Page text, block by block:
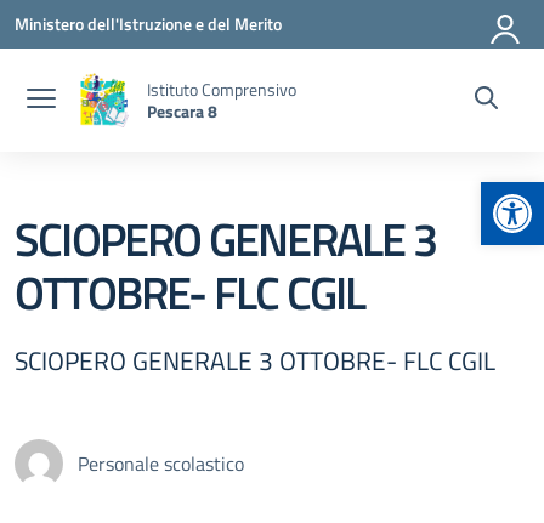
Vai ai contenuti
Vai al menu di navigazione
Vai al footer
Ministero dell'Istruzione e del Merito
Istituto Comprensivo
Pescara 8
SCIOPERO GENERALE 3
OTTOBRE- FLC CGIL
SCIOPERO GENERALE 3 OTTOBRE- FLC CGIL
Personale scolastico